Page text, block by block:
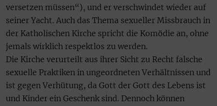
versetzen müssen“), und er verschwindet wieder auf
seiner Yacht. Auch das Thema sexueller Missbrauch in
der Katholischen Kirche spricht die Komödie an, ohne
jemals wirklich respektlos zu werden.
Die Kirche verurteilt aus ihrer Sicht zu Recht falsche
sexuelle Praktiken in ungeordneten Verhältnissen und
ist gegen Verhütung, da Gott der Gott des Lebens ist
und Kinder ein Geschenk sind. Dennoch können